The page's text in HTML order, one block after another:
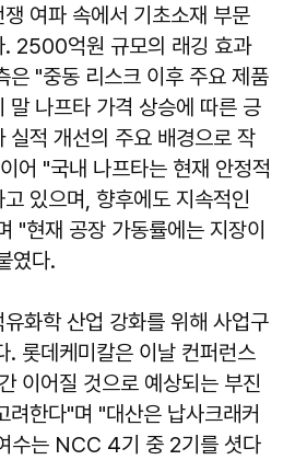
여파 속에서 기초소재 부문
. 2500억원 규모의 래깅 효과
은 "중동 리스크 이후 주요 제품
말 나프타 가격 상승에 따른 긍
실적 개선의 주요 배경으로 작
어 "국내 나프타는 현재 안정적
있으며, 향후에도 지속적인
"현재 공장 가동률에는 지장이
였다.
화학 산업 강화를 위해 사업구
. 롯데케미칼은 이날 컨퍼런스
이어질 것으로 예상되는 부진
려한다"며 "대산은 납사크래커
수는 NCC 4기 중 2기를 셧다